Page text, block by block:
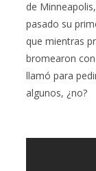
de
pasado su
que mientras
bromearon
llamó para
algunos, ¿no?